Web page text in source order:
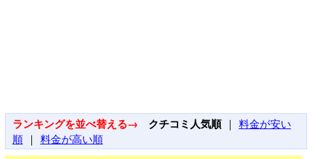
ランキングを並べ替える→ クチコミ人気順｜ 料金が安い
順｜ 料金が高い順